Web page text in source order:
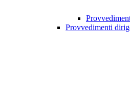
Provvedimenti